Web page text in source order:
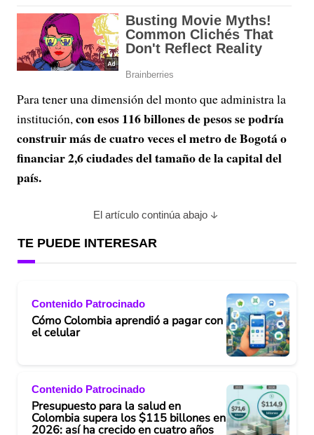
Para tener una dimensión del monto que administra la
institución,con esos 116 billones de pesos se podría
construir más de cuatro veces el metro de Bogotá o
financiar 2,6 ciudades del tamaño de la capital del
país.
El artículo continúa abajo
TE PUEDE INTERESAR
Contenido Patrocinado
Cómo Colombia aprendió a pagar con
el celular
Contenido Patrocinado
Presupuesto para la salud en
Colombia supera los $115 billones en
2026: así ha crecido en cuatro años